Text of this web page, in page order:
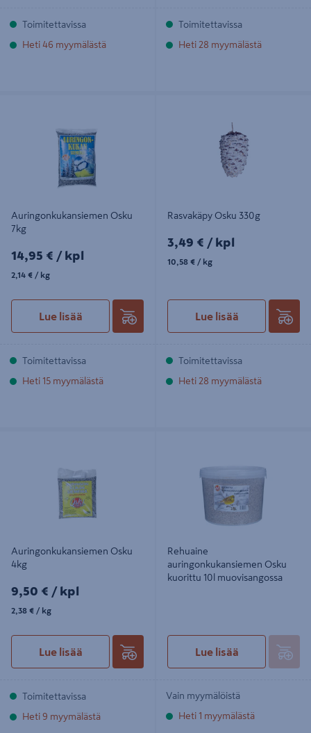
Toimitettavissa
Heti 46 myymälästä
Toimitettavissa
Heti 28 myymälästä
Auringonkukansiemen Osku
7kg
14,95€/kpl
14,95 € / kpl
2,14€/kg
2,14 € / kg
Lue lisää
Toimitettavissa
Heti 15 myymälästä
Rasvakäpy Osku 330g
3,49€/kpl
3,49 € / kpl
10,58€/kg
10,58 € / kg
Lue lisää
Toimitettavissa
Heti 28 myymälästä
Auringonkukansiemen Osku
4kg
9,50€/kpl
9,50 € / kpl
2,38€/kg
2,38 € / kg
Lue lisää
Toimitettavissa
Heti 9 myymälästä
Rehuaine
auringonkukansiemen Osku
kuorittu 10l muovisangossa
Lue lisää
Vain myymälöistä
Heti 1 myymälästä